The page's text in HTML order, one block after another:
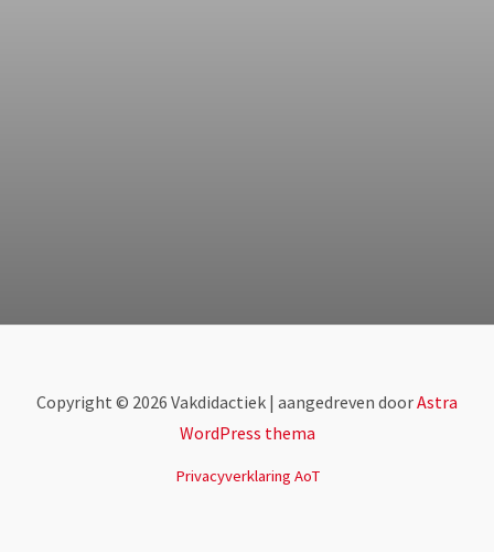
Copyright © 2026 Vakdidactiek | aangedreven doorAstra
WordPress thema
Privacyverklaring AoT